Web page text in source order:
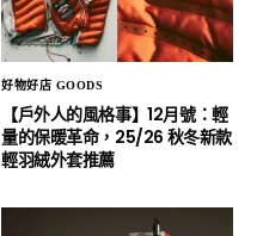
好物好店 GOODS
【戶外人的風格事】12月號：輕
量的保暖革命，25/26 秋冬新款
輕羽絨外套推薦